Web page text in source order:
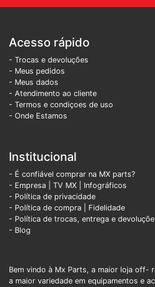
Acesso rápido
- Trocas e devoluções
- Meus pedidos
- Meus dados
- Atendimento ao cliente
- Termos e condiçoes de uso
- Onde Estamos
Institucional
- É confiável comprar na MX parts?
- Empresa
TV MX
Infográficos
- Política de privacidade
- Política de compra | Fidelidade
- Política de trocas, entrega e
- Blog
Bem vindo à Mx Parts, a maior loja off-
a maior variedade em equipamentos e